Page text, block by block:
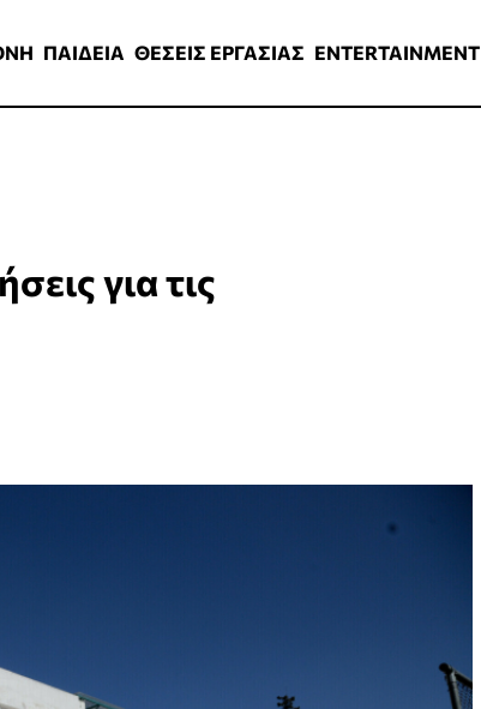
ΠΑΙΔΕΙΑ ΘΕΣΕΙΣ ΕΡΓΑΣΙΑΣ ENTERTAINMENT
για τις